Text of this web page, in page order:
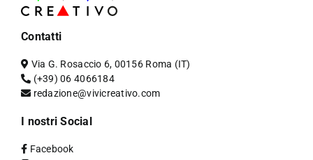
Contatti
Via G. Rosaccio 6, 00156 Roma (IT)
(+39) 06 4066184
redazione@vivicreativo.com
I nostri Social
Facebook